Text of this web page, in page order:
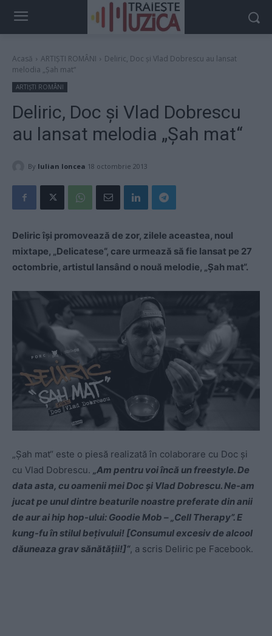
Acasă ARTIȘTI ROMÂNI
Deliric, Doc și Vlad Dobrescu au lansat
melodia „Șah mat“
ARTIȘTI ROMÂNI
Deliric, Doc și Vlad Dobrescu
au lansat melodia „Șah mat“
By Iulian Ioncea 18 octombrie 2013
Deliric își promovează de zor, zilele aceastea, noul
mixtape, „Delicatese“, care urmează să fie lansat pe 27
octombrie, artistul lansând o nouă melodie, „Șah mat“.
„Șah mat“ este o piesă realizată în colaborare cu Doc și
cu Vlad Dobrescu. „Am pentru voi încă un freestyle. De
data asta, cu oamenii mei Doc și Vlad Dobrescu. Ne-am
jucat pe unul dintre beaturile noastre preferate din anii
de aur ai hip hop-ului: Goodie Mob – „Cell Therapy”. E
kung-fu în stilul bețivului! [Consumul excesiv de alcool
dăuneaza grav sănătății!]“, a scris Deliric pe Facebook.